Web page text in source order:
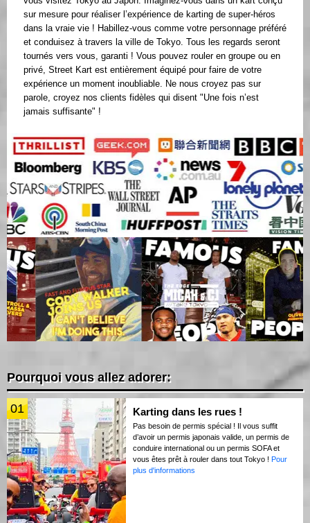
sur mesure pour réaliser l’expérience de karting de super-héros
dans la vraie vie ! Habillez-vous comme votre personnage préféré
et conduisez à travers la ville de Tokyo. Tous les regards seront
tournés vers vous, garanti ! Vous pouvez rouler en groupe ou en
privé, Street Kart est entièrement équipé pour faire de votre
expérience un moment inoubliable. Ne nous croyez pas sur
parole, croyez nos clients fidèles qui disent "Une fois n’est
jamais suffisante" !
Pourquoi vous allez adorer:
01 Karting dans les rues !
Pas besoin de permis spécial ! Il vous suffit
d’avoir un permis japonais valide, un permis de
conduire international ou un permis SOFA et
vous êtes prêt à rouler dans tout Tokyo ! Pour
plus d'informations